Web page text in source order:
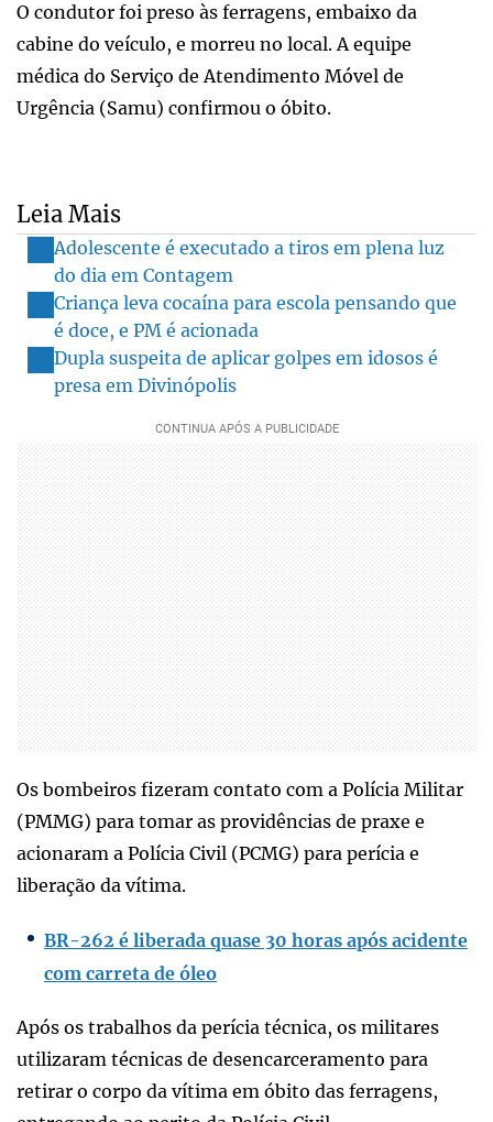
O condutor foi preso às ferragens, embaixo da
cabine do veículo, e morreu no local. A equipe
médica do Serviço de Atendimento Móvel de
Urgência (Samu) confirmou o óbito.
Leia Mais
Adolescente é executado a tiros em plena luz
do dia em Contagem
Criança leva cocaína para escola pensando que
é doce, e PM é acionada
Dupla suspeita de aplicar golpes em idosos é
presa em Divinópolis
Os bombeiros fizeram contato com a Polícia Militar
(PMMG) para tomar as providências de praxe e
acionaram a Polícia Civil (PCMG) para perícia e
liberação da vítima.
BR-262 é liberada quase 30 horas após acidente
com carreta de óleo
Após os trabalhos da perícia técnica, os militares
utilizaram técnicas de desencarceramento para
retirar o corpo da vítima em óbito das ferragens,